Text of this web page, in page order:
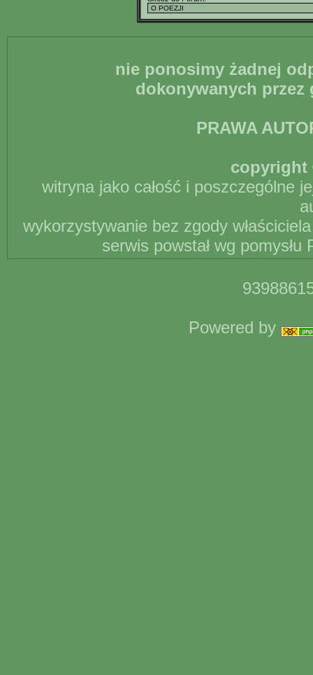
nie ponosimy żadnej
dokonywanych
PRAWA
copyright
witryna jako całość i poszczególne
wykorzystywanie bez zgody
serwis powstał wg
Powered by